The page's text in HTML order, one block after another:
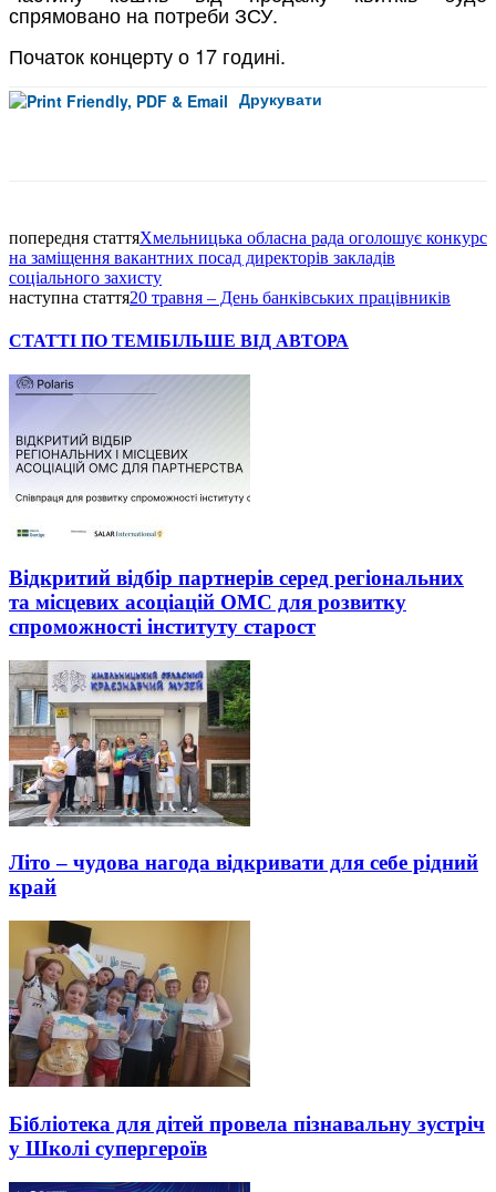
спрямовано на потреби ЗСУ.
Початок концерту о 17 годині.
Друкувати
попередня статтяХмельницька обласна рада оголошує конкурс
на заміщення вакантних посад директорів закладів
соціального захисту
наступна стаття20 травня – День банківських працівників
СТАТТІ ПО ТЕМІБІЛЬШЕ ВІД АВТОРА
Відкритий відбір партнерів серед регіональних
та місцевих асоціацій ОМС для розвитку
спроможності інституту старост
Літо – чудова нагода відкривати для себе рідний
край
Бібліотека для дітей провела пізнавальну зустріч
у Школі супергероїв